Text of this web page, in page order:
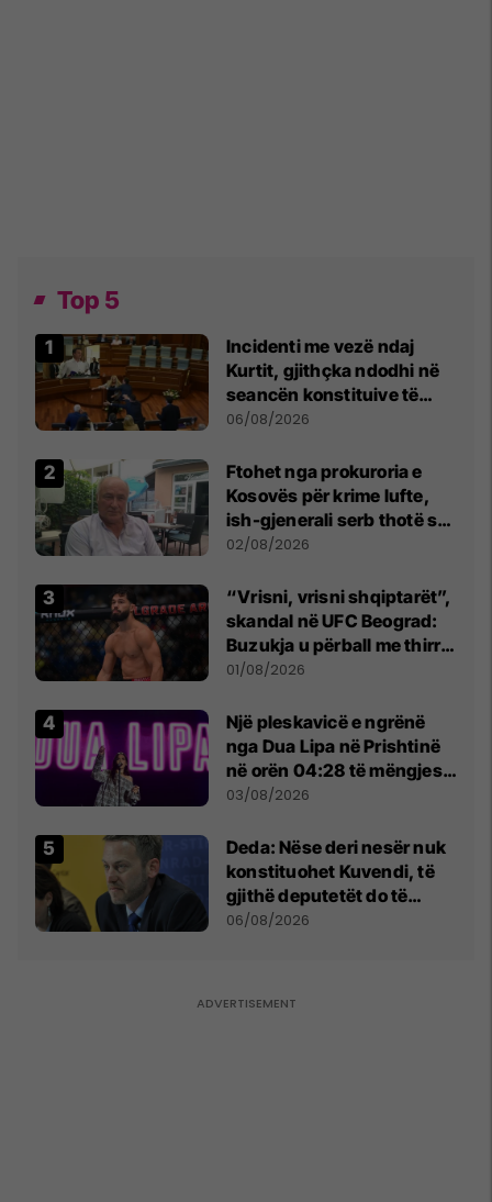
Top 5
Incidenti me vezë ndaj
Kurtit, gjithçka ndodhi në
seancën konstituive të
Kuvendit
06/08/2026
Ftohet nga prokuroria e
Kosovës për krime lufte,
ish-gjenerali serb thotë se
dikush e tradhtoi në
02/08/2026
“Vrisni, vrisni shqiptarët”,
skandal në UFC Beograd:
Buzukja u përball me thirrje
anti-shqiptare nga
01/08/2026
Një pleskavicë e ngrënë
nga Dua Lipa në Prishtinë
në orën 04:28 të mëngjesit
- dhe bota digjitale serbe
03/08/2026
Deda: Nëse deri nesër nuk
konstituohet Kuvendi, të
gjithë deputetët do të
bëjnë shkelje të rëndë
06/08/2026